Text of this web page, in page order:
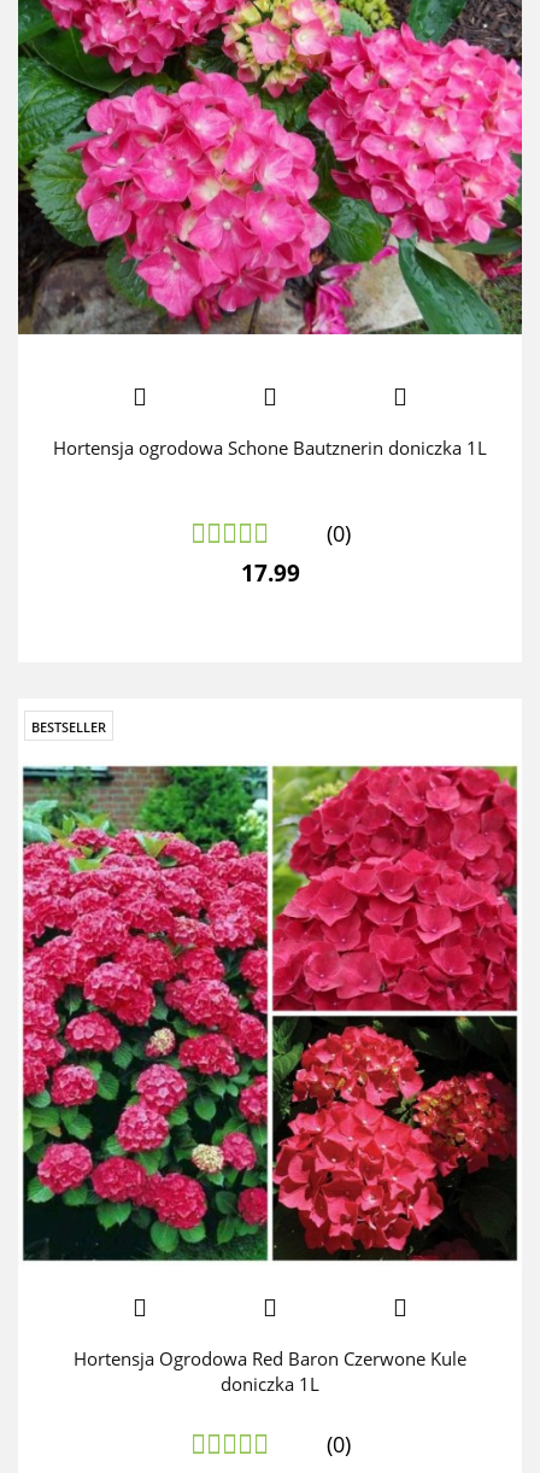
Hortensja ogrodowa Schone Bautznerin doniczka 1L
(0)
17.99
BESTSELLER
Hortensja Ogrodowa Red Baron Czerwone Kule
doniczka 1L
(0)